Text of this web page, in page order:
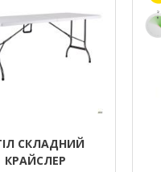
СКЛАДНИЙ
КРАЙСЛЕР